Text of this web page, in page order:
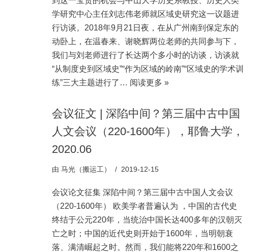
学研究中心主任刘志伟老师就区域史研究这一议题进
行访谈。2018年9月21日夜，在从广州南到保定东的
动卧上，在温春来、谢晓辉两位老师的共同参与下，
我们与刘老师进行了长达两个多小时的访谈，访谈就
“从制度史到区域史”“作为区域的岭南”“区域史的学术训
练”三大主题进行了… 阅读更多 »
会议征文 | 深陷中间？第三届中古中国
人文会议（220-1600年），耶鲁大学，
2020.06
由 马光（搬运工） 2019-12-15
会议论文征集 深陷中间？第三届中古中国人文会议
（220-1600年） 欧美学者普遍认为 ，中国的古代史
终结于公元220年，当统治中国长达400多年的汉朝灭
亡之时；中国的近代史则开始于1600年，当明朝衰
落、满清崛起之时。然而，我们能将220年和1600之